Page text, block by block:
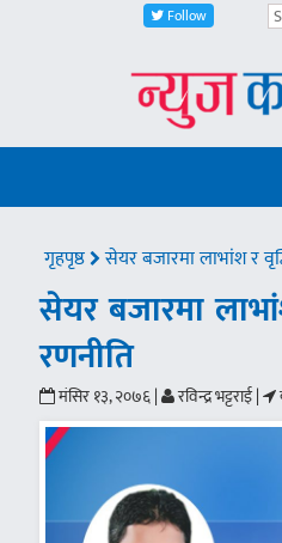
Follow
गृहपृष्ठ सेयर बजारमा लाभांश र
सेयर बजारमा
रणनीति
मंसिर १३, २०७६ | रविन्द्र भट्टराई |